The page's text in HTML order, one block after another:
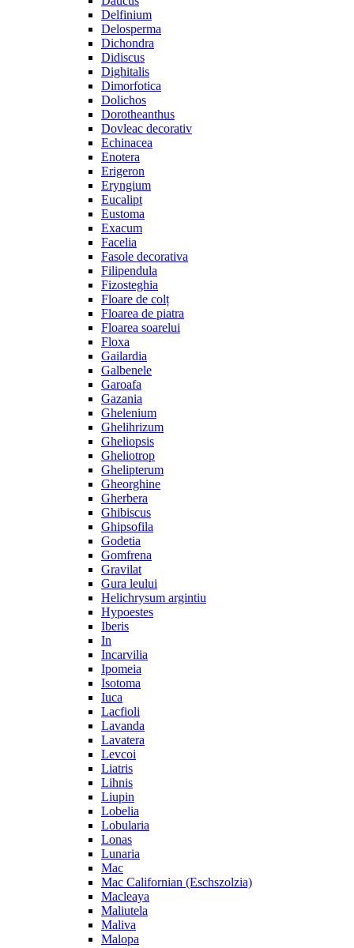
Delfinium
Delosperma
Dichondra
Didiscus
Dighitalis
Dimorfotica
Dolichos
Dorotheanthus
Dovleac decorativ
Echinacea
Enotera
Erigeron
Eryngium
Eucalipt
Eustoma
Exacum
Facelia
Fasole decorativa
Filipendula
Fizosteghia
Floare de colț
Floarea de piatra
Floarea soarelui
Floxa
Gailardia
Galbenele
Garoafa
Gazania
Ghelenium
Ghelihrizum
Gheliopsis
Gheliotrop
Ghelipterum
Gheorghine
Gherbera
Ghibiscus
Ghipsofila
Godetia
Gomfrena
Gravilat
Gura leului
Helichrysum argintiu
Hypoestes
Iberis
In
Incarvilia
Ipomeia
Isotoma
Iuca
Lacfioli
Lavanda
Lavatera
Levcoi
Liatris
Lihnis
Liupin
Lobelia
Lobularia
Lonas
Lunaria
Mac
Mac Californian (Eschszolzia)
Macleaya
Maliutela
Maliva
Malopa